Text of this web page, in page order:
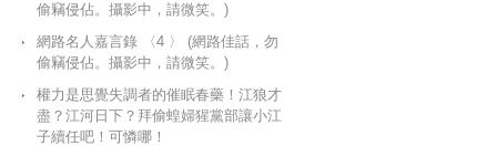
偷竊侵佔。攝影中，請微笑。)
網路名人嘉言錄 〈4 〉 (網路佳話，勿
偷竊侵佔。攝影中，請微笑。)
權力是思覺失調者的催眠春藥！江狼才
盡？江河日下？拜偷蝗婦猩黨部讓小江
子續任吧！可憐哪！